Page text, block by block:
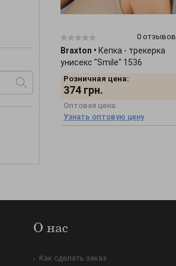
0 отзывов
Braxton • Кепка - трекерка
унисекс "Smile" 1536
Розничная цена:
374 грн.
Оптовая цена:
Узнать оптовую цену
О нас
Как сделать заказ